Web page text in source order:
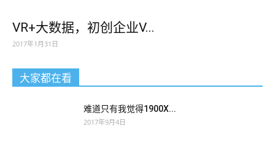
VR+大数据，初创企业V...
2017年1月31日
大家都在看
难道只有我觉得1900X...
2017年9月4日